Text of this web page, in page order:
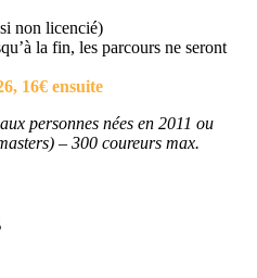
non licencié)
la fin, les parcours ne seront
16€ ensuite
personnes nées en 2011 ou
– 300 coureurs max.